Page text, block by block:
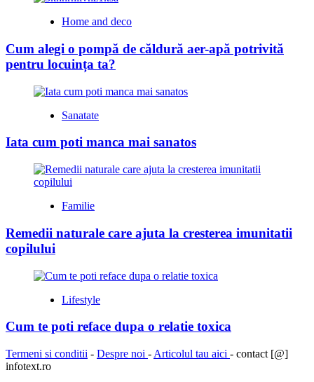
Home and deco
Cum alegi o pompă de căldură aer-apă potrivită
pentru locuința ta?
Sanatate
Iata cum poti manca mai sanatos
Familie
Remedii naturale care ajuta la cresterea imunitatii
copilului
Lifestyle
Cum te poti reface dupa o relatie toxica
Termeni si conditii - Despre noi - Articolul tau aici - contact [@]
infotext.ro